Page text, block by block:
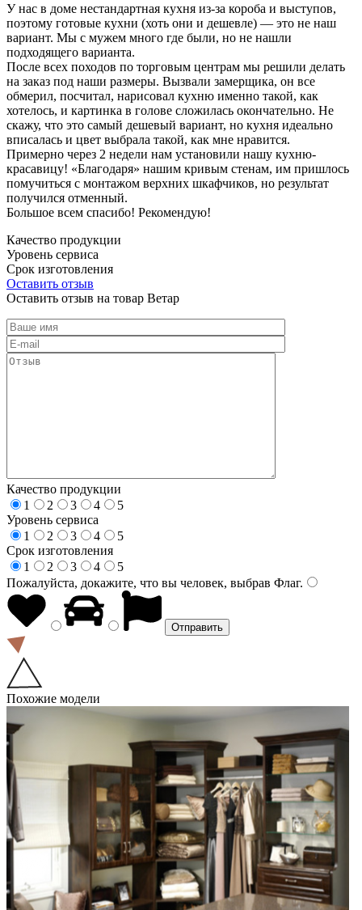
У нас в доме нестандартная кухня из-за короба и выступов,
поэтому готовые кухни (хоть они и дешевле) — это не наш
вариант. Мы с мужем много где были, но не нашли
подходящего варианта.
После всех походов по торговым центрам мы решили делать
на заказ под наши размеры. Вызвали замерщика, он все
обмерил, посчитал, нарисовал кухню именно такой, как
хотелось, и картинка в голове сложилась окончательно. Не
скажу, что это самый дешевый вариант, но кухня идеально
вписалась и цвет выбрала такой, как мне нравится.
Примерно через 2 недели нам установили нашу кухню-
красавицу! «Благодаря» нашим кривым стенам, им пришлось
помучиться с монтажом верхних шкафчиков, но результат
получился отменный.
Большое всем спасибо! Рекомендую!
Качество продукции
Уровень сервиса
Срок изготовления
Оставить отзыв
Оставить отзыв на товар Ветар
Качество продукции
1
2 3 4
5
Уровень сервиса
1
2 3 4
5
Срок изготовления
1
2 3 4
5
Пожалуйста, докажите, что вы человек, выбрав Флаг.
Похожие модели